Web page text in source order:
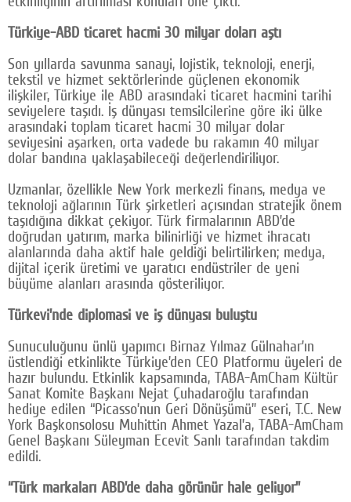
© 2026 TÜM HAKLARI SAKLIDIR
Türkiye-ABD ticaret hacmi 30 milyar doları aştı
Son yıllarda savunma sanayi, lojistik, teknoloji, enerji,
tekstil ve hizmet sektörlerinde güçlenen ekonomik
ilişkiler, Türkiye ile ABD arasındaki ticaret hacmini tarihi
seviyelere taşıdı. İş dünyası temsilcilerine göre iki ülke
arasındaki toplam ticaret hacmi 30 milyar dolar
seviyesini aşarken, orta vadede bu rakamın 40 milyar
dolar bandına yaklaşabileceği değerlendiriliyor.
Uzmanlar, özellikle New York merkezli finans, medya ve
teknoloji ağlarının Türk şirketleri açısından stratejik önem
taşıdığına dikkat çekiyor. Türk firmalarının ABD’de
doğrudan yatırım, marka bilinirliği ve hizmet ihracatı
alanlarında daha aktif hale geldiği belirtilirken; medya,
dijital içerik üretimi ve yaratıcı endüstriler de yeni
büyüme alanları arasında gösteriliyor.
Türkevi’nde diplomasi ve iş dünyası buluştu
Sunuculuğunu ünlü yapımcı Birnaz Yılmaz Gülnahar’ın
üstlendiği etkinlikte Türkiye’den CEO Platformu üyeleri de
hazır bulundu. Etkinlik kapsamında, TABA-AmCham Kültür
Sanat Komite Başkanı Nejat Çuhadaroğlu tarafından
hediye edilen “Picasso’nun Geri Dönüşümü” eseri, T.C. New
York Başkonsolosu Muhittin Ahmet Yazal’a, TABA-AmCham
Genel Başkanı Süleyman Ecevit Sanlı tarafından takdim
edildi.
“Türk markaları ABD’de daha görünür hale geliyor”